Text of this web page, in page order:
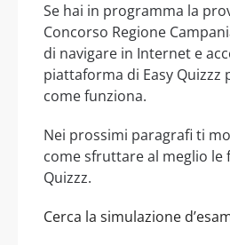
Se hai in programma la
Concorso Regione
di navigare in Internet e
piattaforma di Easy Quizzz
come funziona.
Nei prossimi paragrafi ti
come sfruttare al meglio le
Quizzz.
Cerca la simulazione